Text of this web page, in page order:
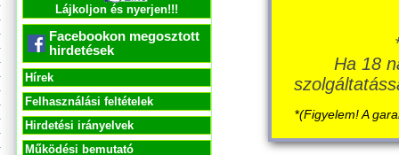
Lájkoljon és nyerjen!!!
Facebookon megosztott
hirdetések
Hírek
Felhasználási feltételek
Hirdetési irányelvek
Működési bemutató
Ha 18
*(Figyelem! A